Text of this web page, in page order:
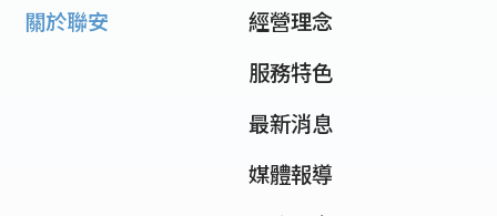
關於聯安
經營理念
服務特色
最新消息
媒體報導